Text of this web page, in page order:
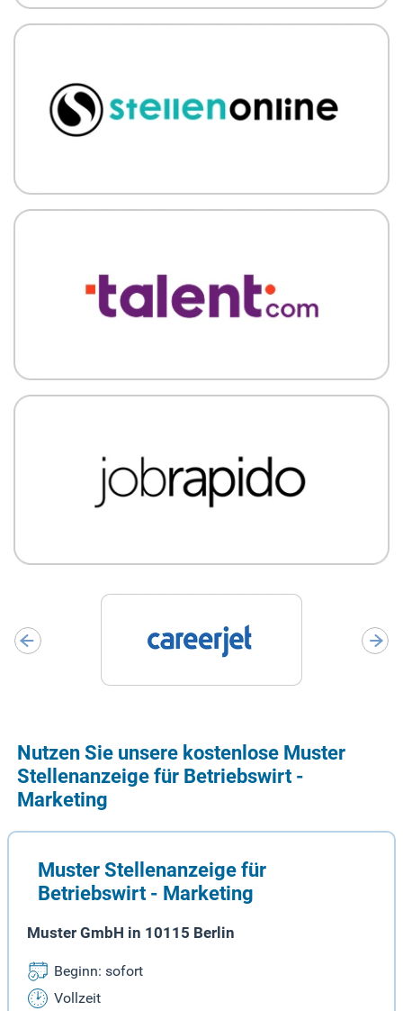
Nutzen Sie unsere kostenlose Muster
Stellenanzeige für Betriebswirt -
Marketing
Muster Stellenanzeige für
Betriebswirt - Marketing
Muster GmbH in 10115 Berlin
Beginn: sofort
Vollzeit